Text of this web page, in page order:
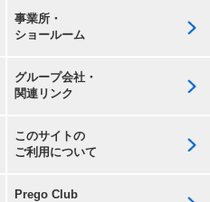
事業所・
ショールーム
グループ会社・
関連リンク
このサイトの
ご利用について
Prego Club